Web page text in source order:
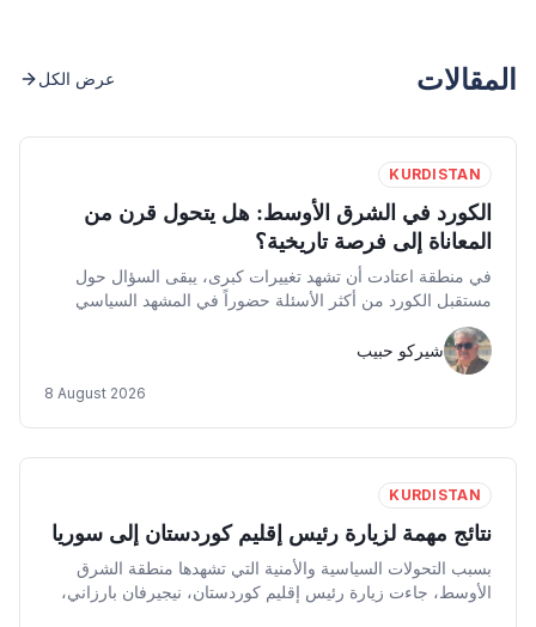
المقالات عرض الكل
KURDISTAN
الكورد في الشرق الأوسط: هل يتحول قرن من
المعاناة إلى فرصة تاريخية؟
في منطقة اعتادت أن تشهد تغييرات كبرى، يبقى السؤال حول
مستقبل الكورد من أكثر الأسئلة حضوراً في المشهد السياسي
للشرق الأوسط.
شيركو حبيب
8 August 2026
KURDISTAN
نتائج مهمة لزيارة رئيس إقليم كوردستان إلى سوريا
بسبب التحولات السياسية والأمنية التي تشهدها منطقة الشرق
الأوسط، جاءت زيارة رئيس إقليم كوردستان، نيجيرفان بارزاني،